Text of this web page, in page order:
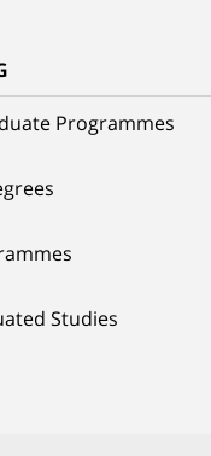
Programmes
Studies